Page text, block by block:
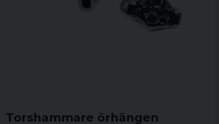
Torshammare örhängen